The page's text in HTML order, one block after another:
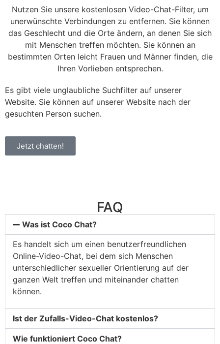
Nutzen Sie unsere kostenlosen Video-Chat-Filter, um
unerwünschte Verbindungen zu entfernen. Sie können
das Geschlecht und die Orte ändern, an denen Sie sich
mit Menschen treffen möchten. Sie können an
bestimmten Orten leicht Frauen und Männer finden, die
Ihren Vorlieben entsprechen.
Es gibt viele unglaubliche Suchfilter auf unserer
Website. Sie können auf unserer Website nach der
gesuchten Person suchen.
Jetzt chatten!
FAQ
Was ist Coco Chat?
Es handelt sich um einen benutzerfreundlichen
Online-Video-Chat, bei dem sich Menschen
unterschiedlicher sexueller Orientierung auf der
ganzen Welt treffen und miteinander chatten
können.
Ist der Zufalls-Video-Chat kostenlos?
Wie funktioniert Coco Chat?